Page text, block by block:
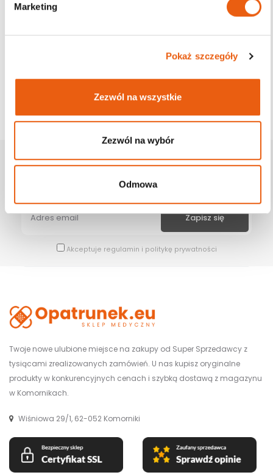
Marketing
Pokaż szczegóły
Zezwól na wszystkie
Zezwól na wybór
Odmowa
Zapisz Się Na Newsletter
Bądź na bieżąco z naszymi wszystkimi nowościami i promocjami.
Akceptuje regulamin i politykę prywatności
Twoje nowe ulubione miejsce na zakupy od Super Sprzedawcy z
tysiącami zrealizowanych zamówień. U nas kupisz oryginalne
produkty w konkurencyjnych cenach i szybką dostawą z magazynu
w Komornikach.
Wiśniowa 29/1, 62-052 Komorniki